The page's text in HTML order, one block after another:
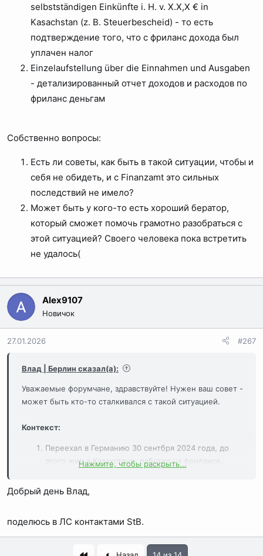
selbstständigen Einkünfte i. H. v. X.X,X € in
Kasachstan (z. B. Steuerbescheid) - то есть
подтверждение того, что с фриланс дохода был
уплачен налог
Einzelaufstellung über die Einnahmen und Ausgaben
- детализированный отчет доходов и расходов по
фриланс деньгам
Собственно вопросы:
Есть ли советы, как быть в такой ситуации, чтобы и
себя не обидеть, и с Finanzamt это сильных
последствий не имело?
Может быть у кого-то есть хороший бератор,
который сможет помочь грамотно разобраться с
этой ситуацией? Своего человека пока встретить
не удалось(
Alex9107
Новичок
27.01.2026 #267
Влад | Берлин сказал(а):
Уважаемые форумчане, здравствуйте! Нужен ваш совет -
может быть кто-то сталкивался с такой ситуацией.
Контекст:
Переехал в Германию 30 cентбря 2024 года, до
этого жил в Казахстане, работал на фрилансе.
Фриланс доход до переезда задекларировал в
Подтвердить уплаченный налог с фриланс дохода
за время пребывания в Казахстане не могу.
Нажмите, чтобы раскрыть...
Добрый день Влад,
поделюсь в ЛС контактами StB.